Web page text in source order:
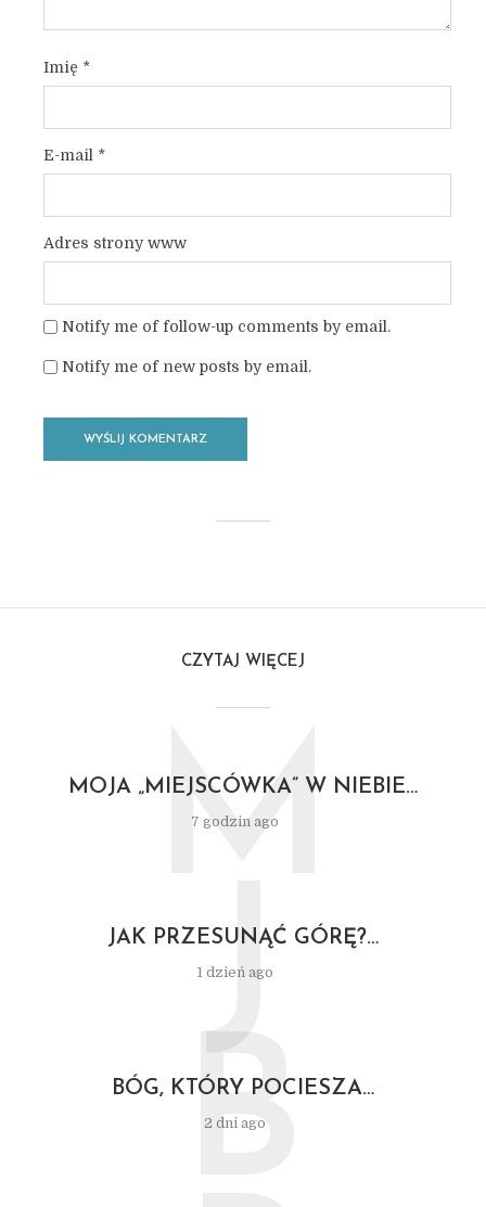
Imię *
E-mail *
Adres strony www
Notify me of follow-up comments by email.
Notify me of new posts by email.
CZYTAJ WIĘCEJ
MOJA „MIEJSCÓWKA” W NIEBIE…
7 godzin ago
M
JAK PRZESUNĄĆ GÓRĘ?…
1 dzień ago
J
BÓG, KTÓRY POCIESZA…
2 dni ago
B